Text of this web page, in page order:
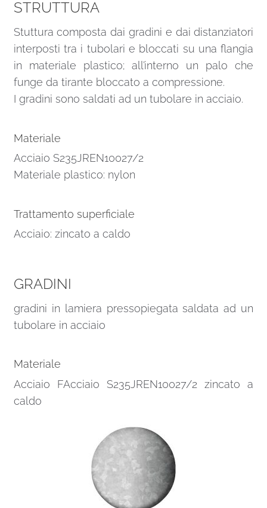
STRUTTURA
Stuttura composta dai gradini e dai distanziatori
interposti tra i tubolari e bloccati su una flangia
in materiale plastico; all’interno un palo che
funge da tirante bloccato a compressione.
I gradini sono saldati ad un tubolare in acciaio.
Materiale
Acciaio S235JREN10027/2
Materiale plastico: nylon
Trattamento superficiale
Acciaio: zincato a caldo
GRADINI
gradini in lamiera pressopiegata saldata ad un
tubolare in acciaio
Materiale
Acciaio FAcciaio S235JREN10027/2 zincato a
caldo